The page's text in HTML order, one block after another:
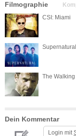
Filmographie
CSI: Miami
Supernatural
The Walking
Dein Kommentar
Login mit